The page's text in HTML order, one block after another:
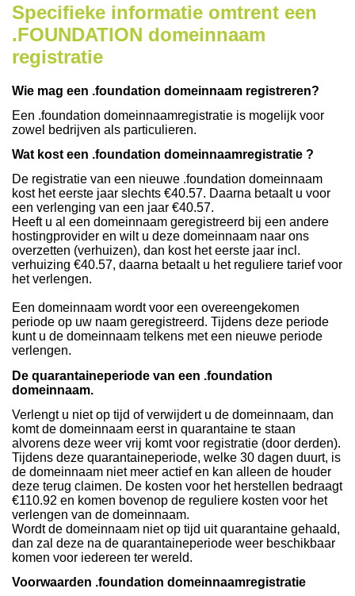
Specifieke informatie omtrent een
.FOUNDATION domeinnaam
registratie
Wie mag een .foundation domeinnaam registreren?
Een .foundation domeinnaamregistratie is mogelijk voor
zowel bedrijven als particulieren.
Wat kost een .foundation domeinnaamregistratie ?
De registratie van een nieuwe .foundation domeinnaam
kost het eerste jaar slechts €40.57. Daarna betaalt u voor
een verlenging van een jaar €40.57.
Heeft u al een domeinnaam geregistreerd bij een andere
hostingprovider en wilt u deze domeinnaam naar ons
overzetten (verhuizen), dan kost het eerste jaar incl.
verhuizing €40.57, daarna betaalt u het reguliere tarief voor
het verlengen.
Een domeinnaam wordt voor een overeengekomen
periode op uw naam geregistreerd. Tijdens deze periode
kunt u de domeinnaam telkens met een nieuwe periode
verlengen.
De quarantaineperiode van een .foundation
domeinnaam.
Verlengt u niet op tijd of verwijdert u de domeinnaam, dan
komt de domeinnaam eerst in quarantaine te staan
alvorens deze weer vrij komt voor registratie (door derden).
Tijdens deze quarantaineperiode, welke 30 dagen duurt, is
de domeinnaam niet meer actief en kan alleen de houder
deze terug claimen. De kosten voor het herstellen bedraagt
€110.92 en komen bovenop de reguliere kosten voor het
verlengen van de domeinnaam.
Wordt de domeinnaam niet op tijd uit quarantaine gehaald,
dan zal deze na de quarantaineperiode weer beschikbaar
komen voor iedereen ter wereld.
Voorwaarden .foundation domeinnaamregistratie